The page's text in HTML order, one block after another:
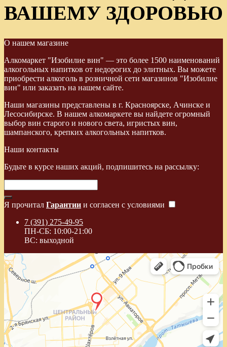
ВАШЕМУ ЗДОРОВЬЮ
О нашем магазине
Алкомаркет "Изобилие вин" — это более 1500 наименований
алкогольных напитков от недорогих до элитных. Вы можете
приобрести алкоголь в розничной сети магазинов "Изобилие
вин" или заказать на нашем сайте.
Наши магазины представлены в г. Красноярске, Ачинске и
Лесосибирске. В нашем алкомаркете вы найдете огромный
выбор вин старого и нового света, игристых вин,
шампанского, крепких алкогольных напитков.
Наши контакты
Будьте в курсе наших акций, подпишитесь на рассылку:
Я прочитал Гарантии и согласен с условиями
7 (391) 275-49-95
ПН-СБ: 10:00-21:00
ВС: выходной